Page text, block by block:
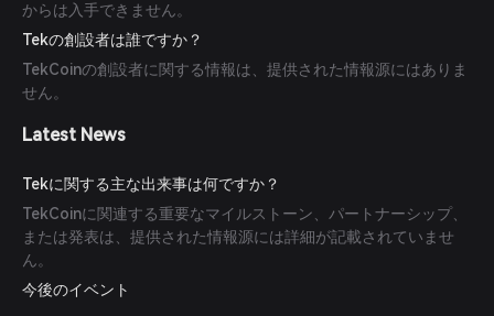
からは入手できません。
Tekの創設者は誰ですか？
TekCoinの創設者に関する情報は、提供された情報源にはありま
せん。
Latest News
Tekに関する主な出来事は何ですか？
TekCoinに関連する重要なマイルストーン、パートナーシップ、
または発表は、提供された情報源には詳細が記載されていませ
ん。
今後のイベント